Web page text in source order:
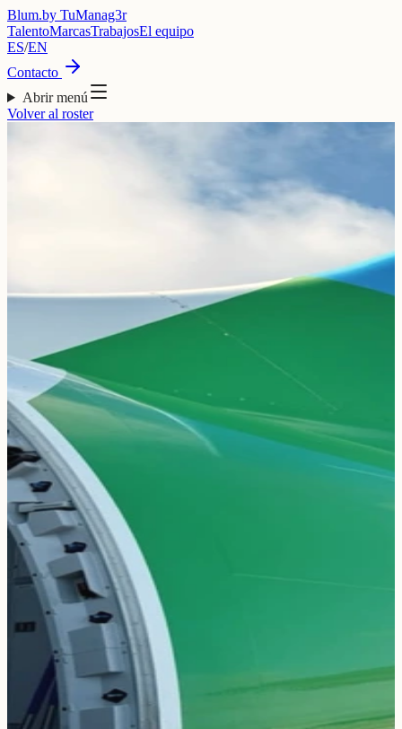
Blum.by TuManag3r
TalentoMarcasTrabajosEl equipo
ES/EN
Contacto
Abrir menú
Volver al roster